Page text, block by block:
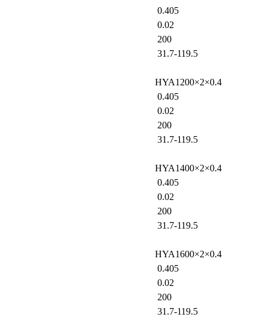
0.405
0.02
200
31.7-119.5
HYA1200×2×0.4
0.405
0.02
200
31.7-119.5
HYA1400×2×0.4
0.405
0.02
200
31.7-119.5
HYA1600×2×0.4
0.405
0.02
200
31.7-119.5